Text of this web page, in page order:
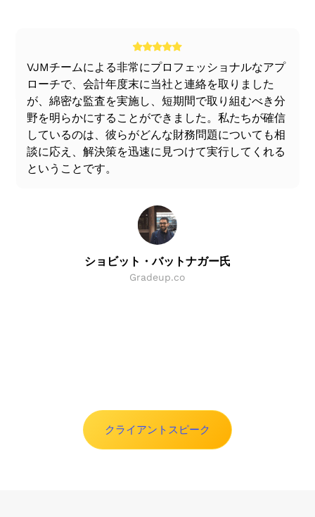
法第3条に規定されている特定の規定を除き、外国為
替取引に権限と許可を与えることにより、国際取引お
よび取引における取引を監督する
RBIは、当座預金口座に関連する取引に制限を課すこ
とはありません。第5条に基づいてRBIと協議した後に
決定を下せるのは中央政府だけです。ただし、2000年
のFEMA規則に従い、この取引にはRBIによる事前の承
インド居住者への外国証券の借入または発行、および
FEMA 外国為替取引に関する諮問およびコンサルティ
スおよびアドバイザリーとともに、FEMAアドバイザ
リーおよびコンサルティングサービスを提供していま
す。私たちは、アウトバウンドおよびインバウンド投
VJMチームによる非常にプロフェッショナルなアプ
ローチで、会計年度末に当社と連絡を取りました
が、綿密な監査を実施し、短期間で取り組むべき分
野を明らかにすることができました。私たちが確信
しているのは、彼らがどんな財務問題についても相
談に応え、解決策を迅速に見つけて実行してくれる
ということです。
ショビット・バットナガー氏
Gradeup.co
クライアントスピーク